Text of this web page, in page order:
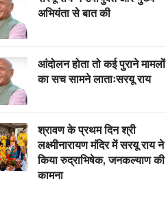
अभियंता से बात की
आंदोलन होता तो कई पुराने मामलों
का सच सामने लाताःसरयू राय
श्रावण के प्रथम दिन श्री
लक्ष्मीनारायण मंदिर में सरयू राय ने
किया रुद्राभिषेक, जनकल्याण की
कामना